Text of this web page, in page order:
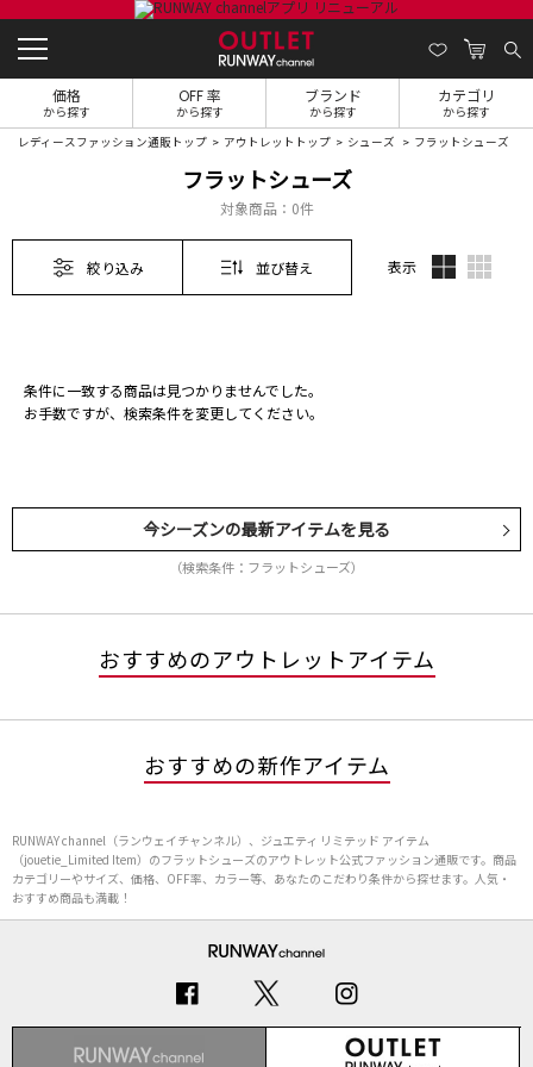
価格
から探す
OFF 率
から探す
ブランド
から探す
カテゴリ
から探す
レディースファッション通販トップ アウトレットトップ シューズ フラットシューズ
フラットシューズ
対象商品： 0件
絞り込み 並び替え 表示
条件に一致する商品は見つかりませんでした。
お手数ですが、検索条件を変更してください。
今シーズンの最新アイテムを見る
（検索条件：フラットシューズ）
おすすめのアウトレットアイテム
おすすめの新作アイテム
RUNWAY channel（ランウェイチャンネル）、ジュエティ リミテッド アイテム
（jouetie_Limited Item）のフラットシューズのアウトレット公式ファッション通販です。商品
カテゴリーやサイズ、価格、OFF率、カラー等、あなたのこだわり条件から探せます。人気・
おすすめ商品も満載！